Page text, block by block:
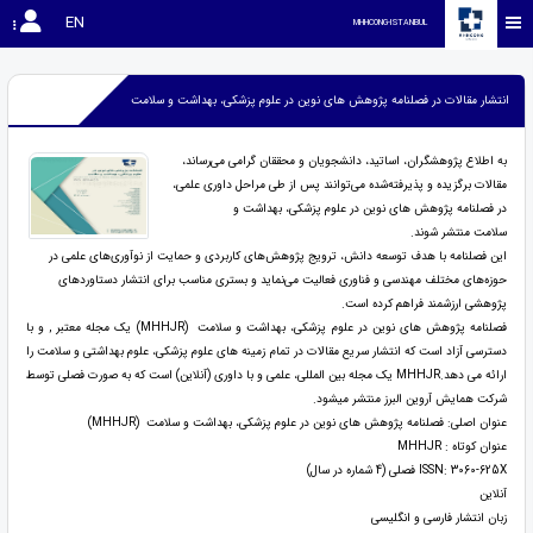
MHHCONG-ISTANBUL
EN
انتشار مقالات در فصلنامه پژوهش های نوین در علوم پزشکی، بهداشت و سلامت
به اطلاع پژوهشگران، اساتید، دانشجویان و محققان گرامی می‌رساند،
مقالات برگزیده و پذیرفته‌شده می‌توانند پس از طی مراحل داوری علمی،
در فصلنامه پژوهش های نوین در علوم پزشکی، بهداشت و
سلامت منتشر شوند.
این فصلنامه با هدف توسعه دانش، ترویج پژوهش‌های کاربردی و حمایت از نوآوری‌های علمی در
حوزه‌های مختلف مهندسی و فناوری فعالیت می‌نماید و بستری مناسب برای انتشار دستاوردهای
پژوهشی ارزشمند فراهم کرده است.
فصلنامه پژوهش های نوین در علوم پزشکی، بهداشت و سلامت (MHHJR) یک مجله معتبر , و با
دسترسی آزاد است که انتشار سریع مقالات در تمام زمینه های علوم پزشکی، علوم بهداشتی و سلامت را
ارائه می دهد.MHHJR یک مجله بین المللی، علمی و با داوری (آنلاین) است که به صورت فصلی توسط
شرکت همایش آروین البرز منتشر میشود.
عنوان اصلی: فصلنامه پژوهش های نوین در علوم پزشکی، بهداشت و سلامت (MHHJR)
عنوان کوتاه : MHHJR
ISSN: 3060-625X فصلی (4 شماره در سال)
آنلاین
زبان انتشار فارسی و انگلیسی